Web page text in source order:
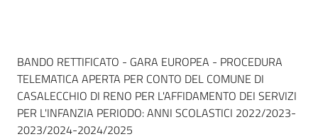
Dati del bando
BANDO RETTIFICATO - GARA EUROPEA - PROCEDURA
TELEMATICA APERTA PER CONTO DEL COMUNE DI
CASALECCHIO DI RENO PER L'AFFIDAMENTO DEI SERVIZI
PER L'INFANZIA PERIODO: ANNI SCOLASTICI 2022/2023-
2023/2024-2024/2025